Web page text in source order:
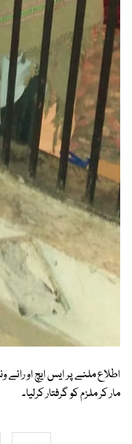
اطلاع ملنے پر ایس ایچ او
مار کر ملزم کو گرفتار کرلیا۔